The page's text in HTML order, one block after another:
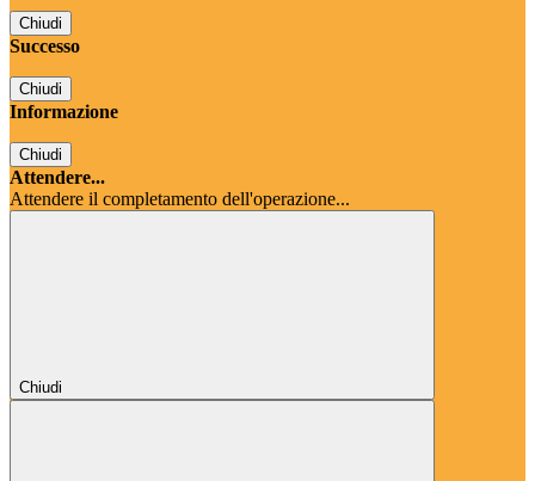
Chiudi
Successo
Chiudi
Informazione
Chiudi
Attendere...
Attendere il completamento dell'operazione...
Chiudi